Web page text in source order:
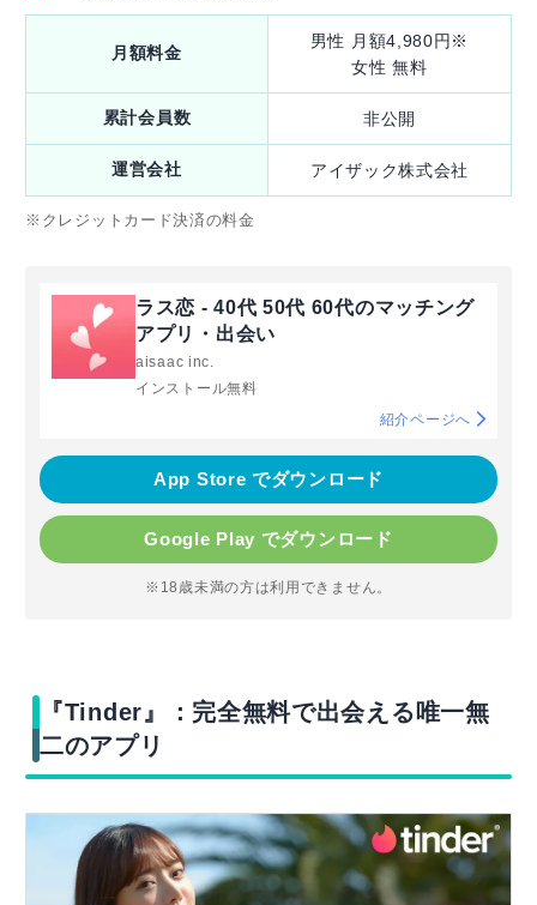
月額料金
男性 月額4,980円※
女性 無料
累計会員数 非公開
運営会社 アイザック株式会社
※クレジットカード決済の料金
ラス恋 ‐ 40代 50代 60代のマッチング
アプリ・出会い
aisaac inc.
インストール無料
紹介ページへ
App Store でダウンロード
Google Play でダウンロード
※18歳未満の方は利用できません。
『Tinder』：完全無料で出会える唯一無
二のアプリ